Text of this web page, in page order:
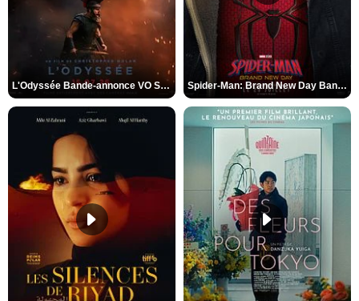
L'Odyssée Bande-annonce VO STFR Spider-Man: Brand New Day Bande-annonce VO STFR